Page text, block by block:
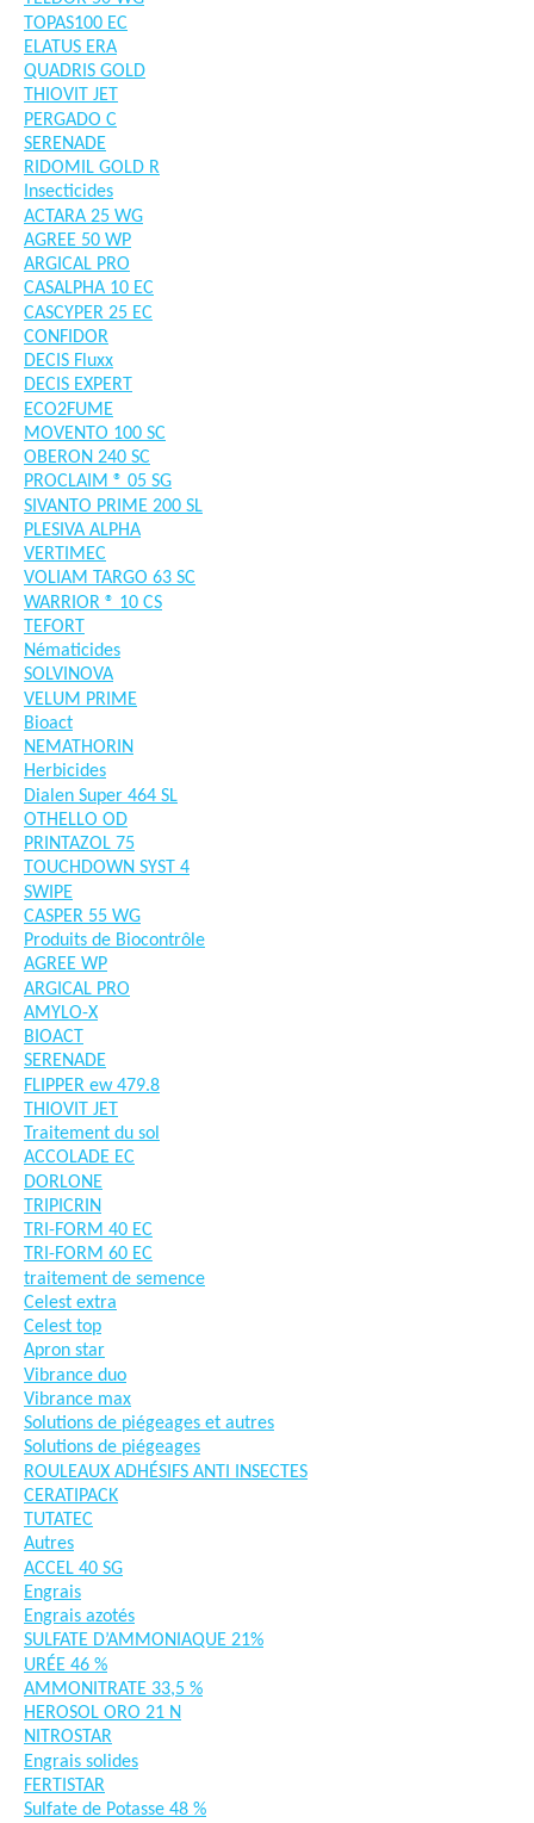
TOPAS100 EC
ELATUS ERA
QUADRIS GOLD
THIOVIT JET
PERGADO C
SERENADE
RIDOMIL GOLD R
Insecticides
ACTARA 25 WG
AGREE 50 WP
ARGICAL PRO
CASALPHA 10 EC
CASCYPER 25 EC
CONFIDOR
DECIS Fluxx
DECIS EXPERT
ECO2FUME
MOVENTO 100 SC
OBERON 240 SC
PROCLAIM ® 05 SG
SIVANTO PRIME 200 SL
PLESIVA ALPHA
VERTIMEC
VOLIAM TARGO 63 SC
WARRIOR ® 10 CS
TEFORT
Nématicides
SOLVINOVA
VELUM PRIME
Bioact
NEMATHORIN
Herbicides
Dialen Super 464 SL
OTHELLO OD
PRINTAZOL 75
TOUCHDOWN SYST 4
SWIPE
CASPER 55 WG
Produits de Biocontrôle
AGREE WP
ARGICAL PRO
AMYLO-X
BIOACT
SERENADE
FLIPPER ew 479.8
THIOVIT JET
Traitement du sol
ACCOLADE EC
DORLONE
TRIPICRIN
TRI-FORM 40 EC
TRI-FORM 60 EC
traitement de semence
Celest extra
Celest top
Apron star
Vibrance duo
Vibrance max
Solutions de piégeages et autres
Solutions de piégeages
ROULEAUX ADHÉSIFS ANTI INSECTES
CERATIPACK
TUTATEC
Autres
ACCEL 40 SG
Engrais
Engrais azotés
SULFATE D’AMMONIAQUE 21%
URÉE 46 %
AMMONITRATE 33,5 %
HEROSOL ORO 21 N
NITROSTAR
Engrais solides
FERTISTAR
Sulfate de Potasse 48 %